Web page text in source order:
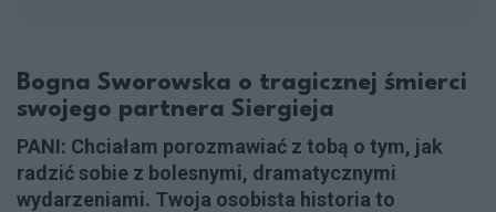
Bogna Sworowska o tragicznej śmierci
swojego partnera Siergieja
PANI: Chciałam porozmawiać z tobą o tym, jak
radzić sobie z bolesnymi, dramatycznymi
wydarzeniami. Twoja osobista historia to